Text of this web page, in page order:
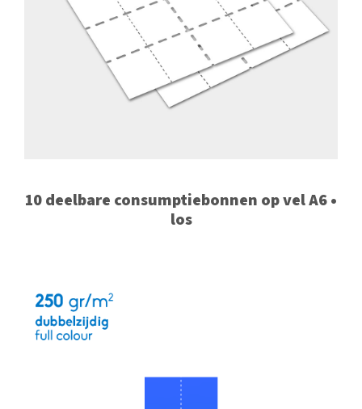
10 deelbare consumptiebonnen op vel A6 •
los